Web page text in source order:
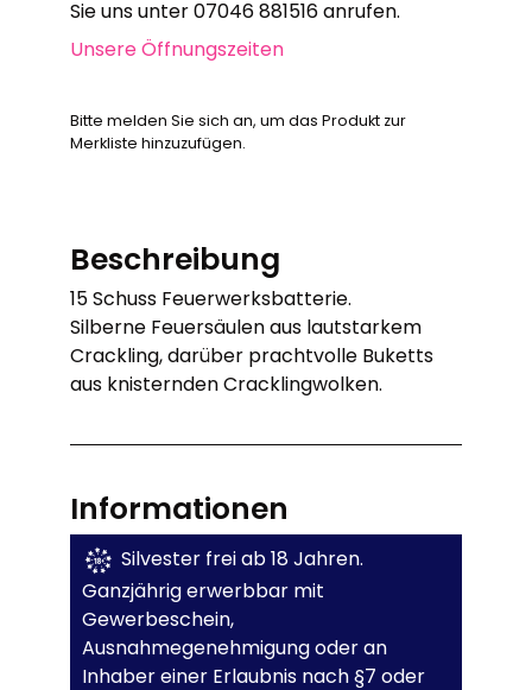
Sie uns unter 07046 881516 anrufen.
Unsere Öffnungszeiten
Bitte melden Sie sich an, um das Produkt zur
Merkliste hinzuzufügen.
Beschreibung
15 Schuss Feuerwerksbatterie.
Silberne Feuersäulen aus lautstarkem
Crackling, darüber prachtvolle Buketts
aus knisternden Cracklingwolken.
Informationen
Silvester frei ab 18 Jahren.
Ganzjährig erwerbbar mit
Gewerbeschein,
Ausnahmegenehmigung oder an
Inhaber einer Erlaubnis nach §7 oder